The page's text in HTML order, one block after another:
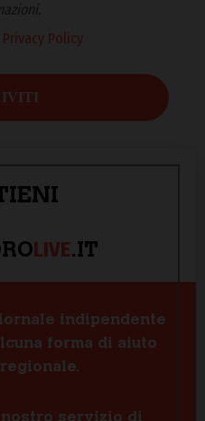
Privacy Policy
LIVE.IT
indipendente
forma di aiuto